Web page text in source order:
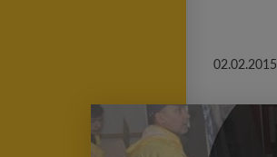
02.02.2015